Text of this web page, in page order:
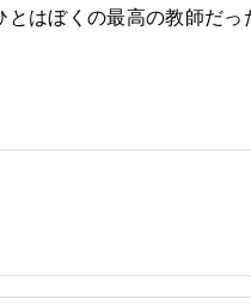
はぼくの最高の教師だっ